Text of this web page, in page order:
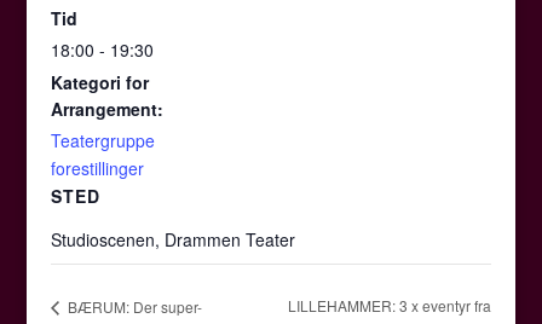
Tid
18:00 - 19:30
Kategori for
Arrangement:
Teatergruppe
forestillinger
STED
Studioscenen, Drammen Teater
BÆRUM: Der super-
LILLEHAMMER: 3 x eventyr fra